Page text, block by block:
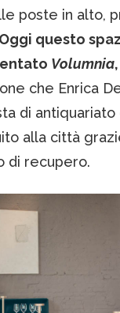
poste in alto,
Oggi questo
Volumnia,
che Enrica
di antiquariato
alla città
di recupero.